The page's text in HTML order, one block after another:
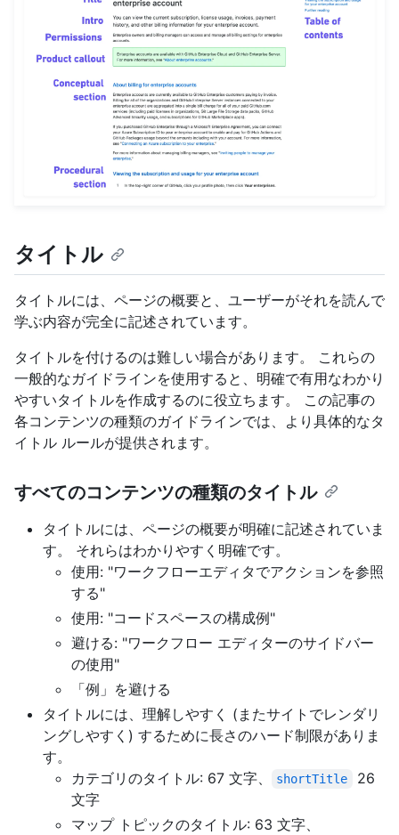
タイトル
タイトルには、ページの概要と、ユーザーがそれを読んで
学ぶ内容が完全に記述されています。
タイトルを付けるのは難しい場合があります。 これらの
一般的なガイドラインを使用すると、明確で有用なわかり
やすいタイトルを作成するのに役立ちます。 この記事の
各コンテンツの種類のガイドラインでは、より具体的なタ
イトル ルールが提供されます。
すべてのコンテンツの種類のタイトル
タイトルには、ページの概要が明確に記述されていま
す。 それらはわかりやすく明確です。
使用: "ワークフローエディタでアクションを参照
する"
使用: "コードスペースの構成例"
避ける: "ワークフロー エディターのサイドバー
の使用"
「例」を避ける
タイトルには、理解しやすく (またサイトでレンダリ
ングしやすく) するために長さのハード制限がありま
す。
カテゴリのタイトル: 67 文字、
shortTitle
26
文字
マップ トピックのタイトル: 63 文字、